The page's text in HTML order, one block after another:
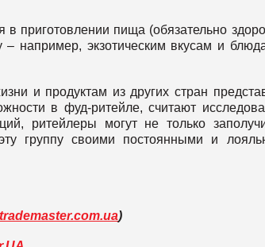
приготовлении пища (обязательно
например, экзотическим вкусам и
и продуктам из других стран
в фуд-ритейле, считают
ритейлеры могут не только
группу своими постоянными и
)